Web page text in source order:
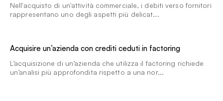
Nell'acquisto di un'attività commerciale, i debiti verso fornitori
rappresentano uno degli aspetti più delicat...
Acquisire un’azienda con crediti ceduti in factoring
L’acquisizione di un’azienda che utilizza il factoring richiede
un’analisi più approfondita rispetto a una nor...